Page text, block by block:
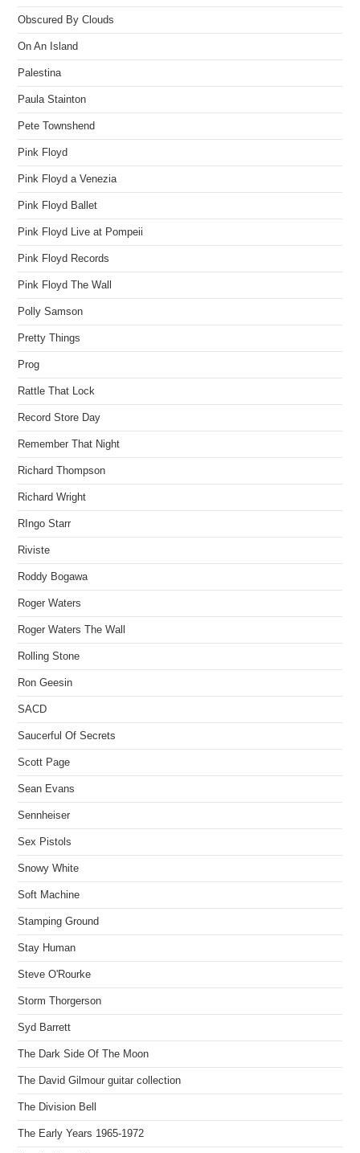
Obscured By Clouds
On An Island
Palestina
Paula Stainton
Pete Townshend
Pink Floyd
Pink Floyd a Venezia
Pink Floyd Ballet
Pink Floyd Live at Pompeii
Pink Floyd Records
Pink Floyd The Wall
Polly Samson
Pretty Things
Prog
Rattle That Lock
Record Store Day
Remember That Night
Richard Thompson
Richard Wright
RIngo Starr
Riviste
Roddy Bogawa
Roger Waters
Roger Waters The Wall
Rolling Stone
Ron Geesin
SACD
Saucerful Of Secrets
Scott Page
Sean Evans
Sennheiser
Sex Pistols
Snowy White
Soft Machine
Stamping Ground
Stay Human
Steve O'Rourke
Storm Thorgerson
Syd Barrett
The Dark Side Of The Moon
The David Gilmour guitar collection
The Division Bell
The Early Years 1965-1972